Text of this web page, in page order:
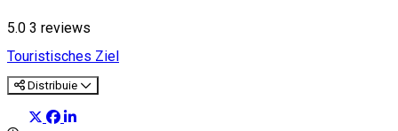
5.0 3 reviews
Touristisches Ziel
Distribuie